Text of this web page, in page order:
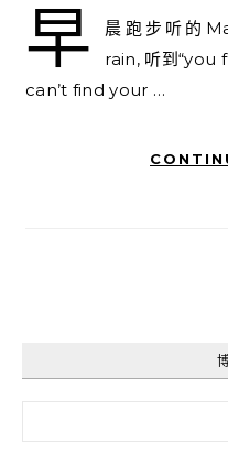
早
晨跑步听的
rain, 听到
can’t find your …